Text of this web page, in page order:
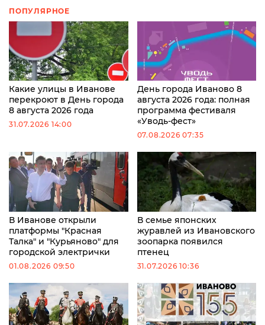
ПОПУЛЯРНОЕ
Какие улицы в Иванове
перекроют в День города
8 августа 2026 года
31.07.2026 14:00
День города Иваново 8
августа 2026 года: полная
программа фестиваля
«Уводь-фест»
07.08.2026 07:35
В Иванове открыли
платформы "Красная
Талка" и "Курьяново" для
городской электрички
01.08.2026 09:50
В семье японских
журавлей из Ивановского
зоопарка появился
птенец
31.07.2026 10:36